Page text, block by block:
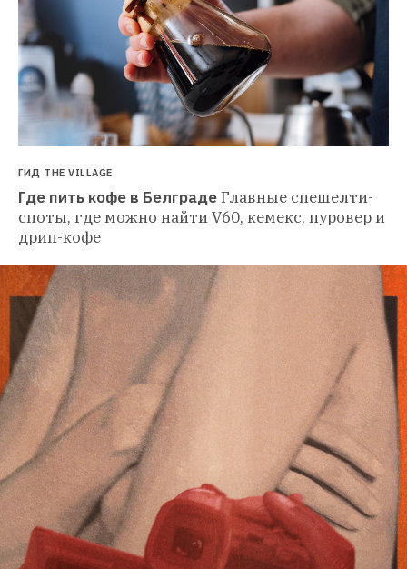
ГИД THE VILLAGE
Где пить кофе в БелградеГлавные спешелти-
споты, где можно найти V60, кемекс, пуровер и
дрип-кофе